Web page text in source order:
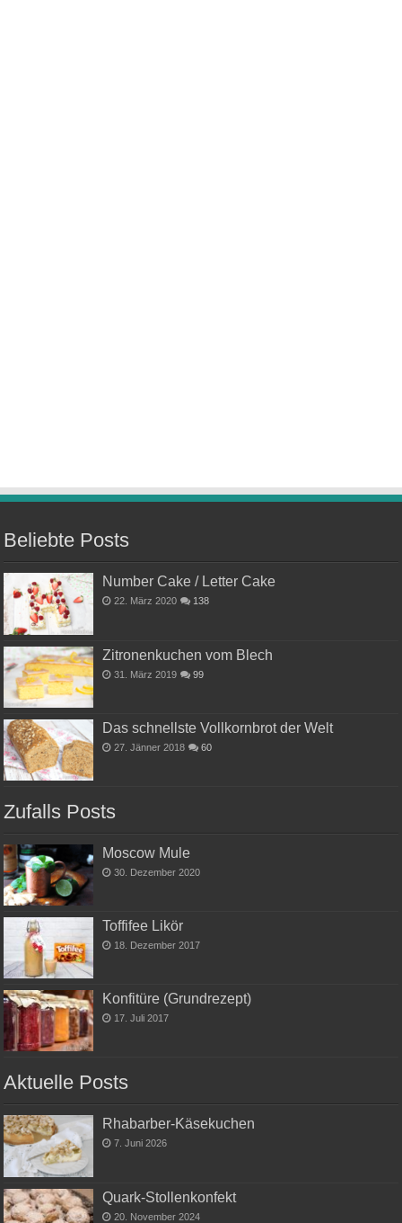
Beliebte Posts
Number Cake / Letter Cake
22. März 2020 138
Zitronenkuchen vom Blech
31. März 2019 99
Das schnellste Vollkornbrot der Welt
27. Jänner 2018 60
Zufalls Posts
Moscow Mule
30. Dezember 2020
Toffifee Likör
18. Dezember 2017
Konfitüre (Grundrezept)
17. Juli 2017
Aktuelle Posts
Rhabarber-Käsekuchen
7. Juni 2026
Quark-Stollenkonfekt
20. November 2024